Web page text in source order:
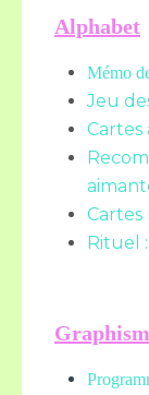
Alphabet
Mémo
Jeu
Cartes
Cartes
Rituel